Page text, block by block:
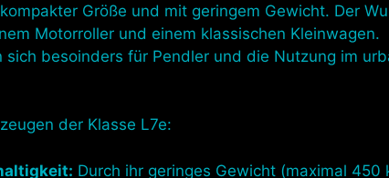
Größe und mit geringem Gewicht. Der
Motorroller und einem klassischen Kleinwagen.
sich besoinders für Pendler und die Nutzung im
der Klasse L7e:
Durch ihr geringes Gewicht (maximal 450